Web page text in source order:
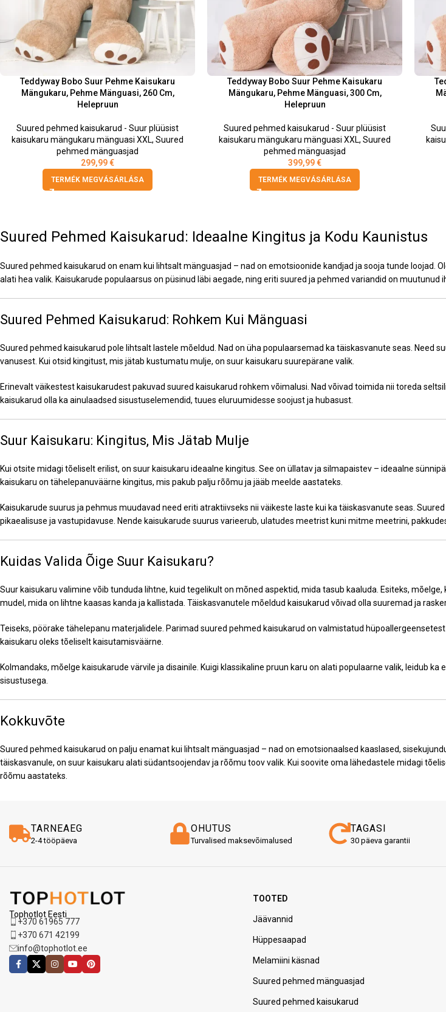
Teddyway Bobo Suur Pehme Kaisukaru
Mängukaru, Pehme Mänguasi, 260 Cm,
Helepruun
Suured pehmed kaisukarud - Suur plüüsist
kaisukaru mängukaru mänguasi XXL, Suured
pehmed mänguasjad
299,99€
TERMÉK MEGVÁSÁRLÁSA
Teddyway Bobo Suur Pehme Kaisukaru
Mängukaru, Pehme Mänguasi, 300 Cm,
Helepruun
Suured pehmed kaisukarud - Suur plüüsist
kaisukaru mängukaru mänguasi XXL, Suured
pehmed mänguasjad
399,99€
TERMÉK MEGVÁSÁRLÁSA
Suured Pehmed Kaisukarud: Ideaalne Kingitus ja Kodu Kaunistus
Suured pehmed kaisukarud on enam kui lihtsalt mänguasjad – nad on emotsioonide kandjad ja sooja tunde loojad.
alati hea valik. Kaisukarude populaarsus on püsinud läbi aegade, ning eriti suured ja pehmed variandid on muutunud
Suured Pehmed Kaisukarud: Rohkem Kui Mänguasi
Suured pehmed kaisukarud pole lihtsalt lastele mõeldud. Nad on üha populaarsemad ka täiskasvanute seas. Need
vanusest. Kui otsid kingitust, mis jätab kustumatu mulje, on suur kaisukaru suurepärane valik.
Erinevalt väikestest kaisukarudest pakuvad suured kaisukarud rohkem võimalusi. Nad võivad toimida nii toreda
kaisukarud olla ka ainulaadsed sisustuselemendid, tuues eluruumidesse soojust ja hubasust.
Suur Kaisukaru: Kingitus, Mis Jätab Mulje
Kui otsite midagi tõeliselt erilist, on suur kaisukaru ideaalne kingitus. See on üllatav ja silmapaistev – ideaalne
kaisukaru on tähelepanuväärne kingitus, mis pakub palju rõõmu ja jääb meelde aastateks.
Kaisukarude suurus ja pehmus muudavad need eriti atraktiivseks nii väikeste laste kui ka täiskasvanute seas.
pikaealisuse ja vastupidavuse. Nende kaisukarude suurus varieerub, ulatudes meetrist kuni mitme meetrini,
Kuidas Valida Õige Suur Kaisukaru?
Suur kaisukaru valimine võib tunduda lihtne, kuid tegelikult on mõned aspektid, mida tasub kaaluda. Esiteks,
mudel, mida on lihtne kaasas kanda ja kallistada. Täiskasvanutele mõeldud kaisukarud võivad olla suuremad ja
Teiseks, pöörake tähelepanu materjalidele. Parimad suured pehmed kaisukarud on valmistatud
kaisukaru oleks tõeliselt kaisutamisväärne.
Kolmandaks, mõelge kaisukarude värvile ja disainile. Kuigi klassikaline pruun karu on alati populaarne valik, leidub
sisustusega.
Kokkuvõte
Suured pehmed kaisukarud on palju enamat kui lihtsalt mänguasjad – nad on emotsionaalsed kaaslased,
täiskasvanule, on suur kaisukaru alati südantsoojendav ja rõõmu toov valik. Kui soovite oma lähedastele midagi
rõõmu aastateks.
TARNEAEG
2-4 tööpäeva
OHUTUS
Turvalised maksevõimalused
TAGASI
30 päeva garantii
Tophotlot Eesti
+370 61965 777
+370 671 42199
info@tophotlot.ee
TOOTED
Jäävannid
Hüppesaapad
Melamiini käsnad
Suured pehmed mänguasjad
Suured pehmed kaisukarud